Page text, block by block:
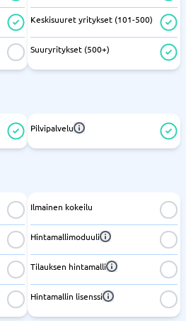
Keskisuuret yritykset (101-500)
Suuryritykset (500+)
Pilvipalvelu
Ilmainen kokeilu
Hintamallimoduuli
Tilauksen hintamalli
Hintamallin lisenssi